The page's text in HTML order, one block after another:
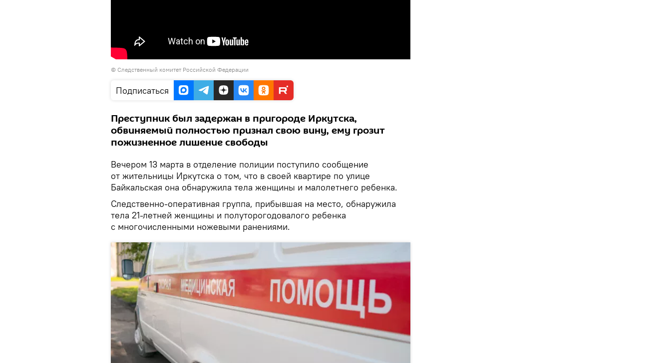
© Следственный комитет Российской Федерации
Подписаться
Преступник был задержан в пригороде Иркутска,
обвиняемый полностью признал свою вину, ему грозит
пожизненное лишение свободы
Вечером 13 марта в отделение полиции поступило сообщение
от жительницы Иркутска о том, что в своей квартире по улице
Байкальская она обнаружила тела женщины и малолетнего ребенка.
Следственно-оперативная группа, прибывшая на место, обнаружила
тела 21-летней женщины и полуторогодовалого ребенка
с многочисленными ножевыми ранениями.